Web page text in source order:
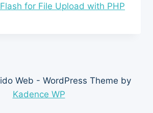
for File Upload with PHP
Web - WordPress Theme by
Kadence WP